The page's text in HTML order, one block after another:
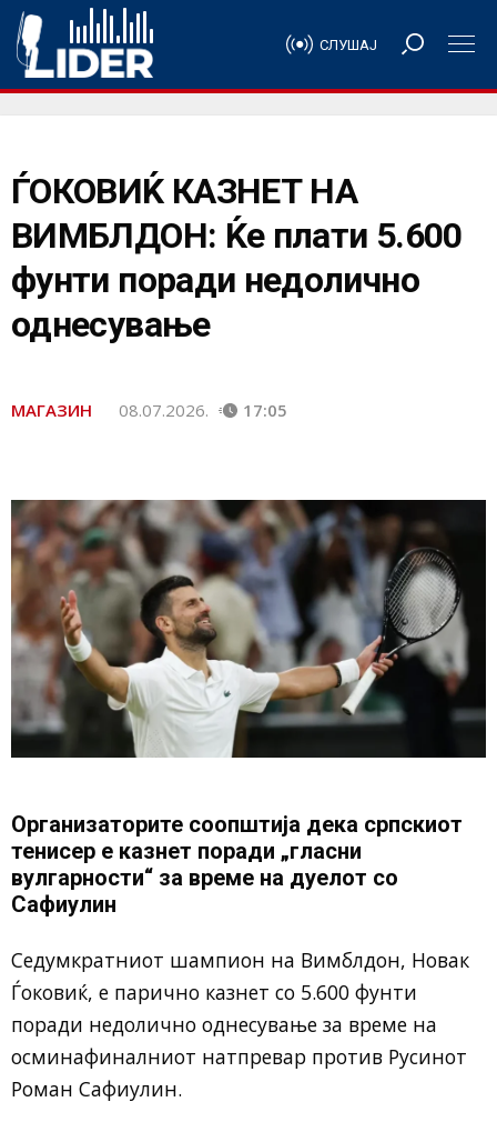
СЛУШАЈ
ЃОКОВИЌ КАЗНЕТ НА
ВИМБЛДОН: Ќе плати 5.600
фунти поради недолично
однесување
МАГАЗИН 08.07.2026. 17:05
Организаторите соопштија дека српскиот
тенисер е казнет поради „гласни
вулгарности“ за време на дуелот со
Сафиулин
Седумкратниот шампион на Вимблдон, Новак
Ѓоковиќ, е парично казнет со 5.600 фунти
поради недолично однесување за време на
осминафиналниот натпревар против Русинот
Роман Сафиулин.